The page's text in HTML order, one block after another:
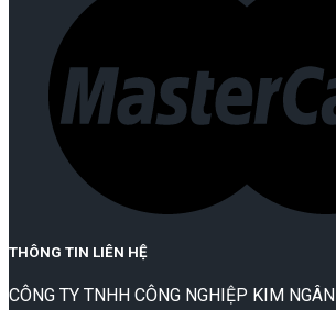
THÔNG TIN LIÊN HỆ
CÔNG TY TNHH CÔNG NGHIỆP KIM NGÂN